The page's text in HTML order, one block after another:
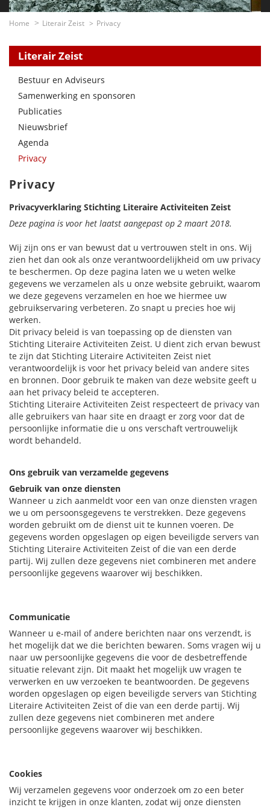
Home Literair Zeist Privacy
Literair Zeist
Bestuur en Adviseurs
Samenwerking en sponsoren
Publicaties
Nieuwsbrief
Agenda
Privacy
Privacy
Privacyverklaring Stichting Literaire Activiteiten Zeist
Deze pagina is voor het laatst aangepast op 2 maart 2018.
Wij zijn ons er van bewust dat u vertrouwen stelt in ons. Wij
zien het dan ook als onze verantwoordelijkheid om uw privacy
te beschermen. Op deze pagina laten we u weten welke
gegevens we verzamelen als u onze website gebruikt, waarom
we deze gegevens verzamelen en hoe we hiermee uw
gebruikservaring verbeteren. Zo snapt u precies hoe wij
werken.
Dit privacy beleid is van toepassing op de diensten van
Stichting Literaire Activiteiten Zeist. U dient zich ervan bewust
te zijn dat Stichting Literaire Activiteiten Zeist niet
verantwoordelijk is voor het privacy beleid van andere sites
en bronnen. Door gebruik te maken van deze website geeft u
aan het privacy beleid te accepteren.
Stichting Literaire Activiteiten Zeist respecteert de privacy van
alle gebruikers van haar site en draagt er zorg voor dat de
persoonlijke informatie die u ons verschaft vertrouwelijk
wordt behandeld.
Ons gebruik van verzamelde gegevens
Gebruik van onze diensten
Wanneer u zich aanmeldt voor een van onze diensten vragen
we u om persoonsgegevens te verstrekken. Deze gegevens
worden gebruikt om de dienst uit te kunnen voeren. De
gegevens worden opgeslagen op eigen beveiligde servers van
Stichting Literaire Activiteiten Zeist of die van een derde
partij. Wij zullen deze gegevens niet combineren met andere
persoonlijke gegevens waarover wij beschikken.
Communicatie
Wanneer u e-mail of andere berichten naar ons verzendt, is
het mogelijk dat we die berichten bewaren. Soms vragen wij u
naar uw persoonlijke gegevens die voor de desbetreffende
situatie relevant zijn. Dit maakt het mogelijk uw vragen te
verwerken en uw verzoeken te beantwoorden. De gegevens
worden opgeslagen op eigen beveiligde servers van Stichting
Literaire Activiteiten Zeist of die van een derde partij. Wij
zullen deze gegevens niet combineren met andere
persoonlijke gegevens waarover wij beschikken.
Cookies
Wij verzamelen gegevens voor onderzoek om zo een beter
inzicht te krijgen in onze klanten, zodat wij onze diensten